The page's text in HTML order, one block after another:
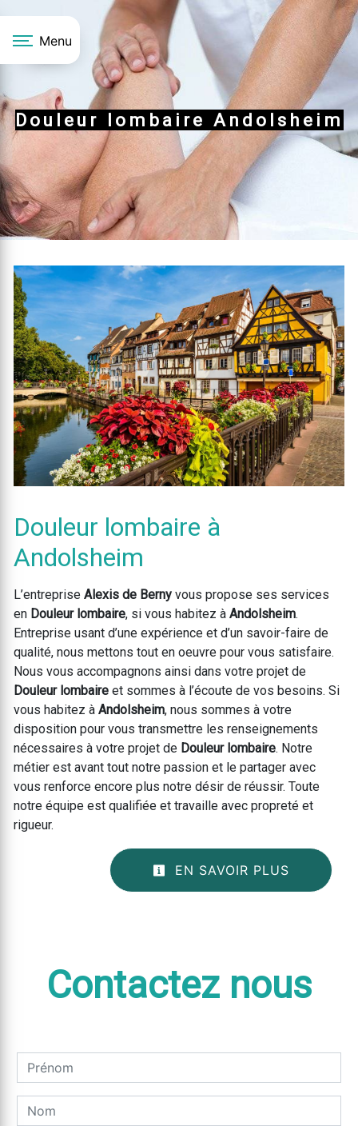
Menu
Douleur lombaire Andolsheim
Douleur lombaire à
Andolsheim
L’entreprise Alexis de Berny vous propose ses services
en Douleur lombaire, si vous habitez à Andolsheim.
Entreprise usant d’une expérience et d’un savoir-faire de
qualité, nous mettons tout en oeuvre pour vous satisfaire.
Nous vous accompagnons ainsi dans votre projet de
Douleur lombaire et sommes à l’écoute de vos besoins. Si
vous habitez à Andolsheim, nous sommes à votre
disposition pour vous transmettre les renseignements
nécessaires à votre projet de Douleur lombaire. Notre
métier est avant tout notre passion et le partager avec
vous renforce encore plus notre désir de réussir. Toute
notre équipe est qualifiée et travaille avec propreté et
rigueur.
EN SAVOIR PLUS
Contactez nous
Panneau de gestion des cookies